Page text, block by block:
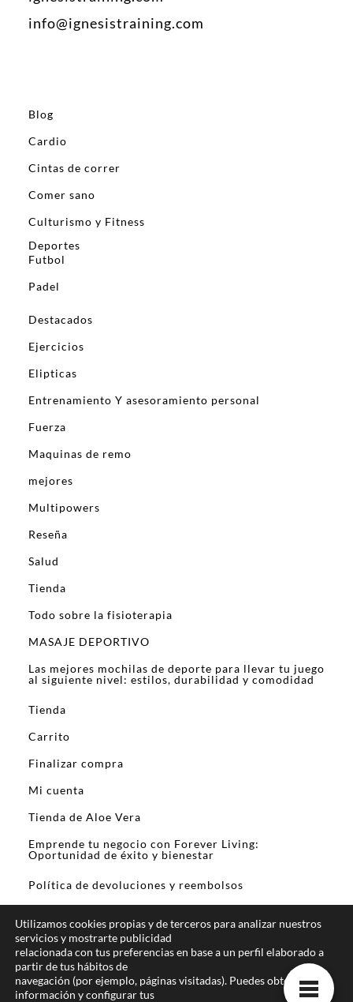
info@ignesistraining.com
Blog
Cardio
Cintas de correr
Comer sano
Culturismo y Fitness
Deportes
Futbol
Padel
Destacados
Ejercicios
Elipticas
Entrenamiento Y asesoramiento personal
Fuerza
Maquinas de remo
mejores
Multipowers
Reseña
Salud
Tienda
Todo sobre la fisioterapia
MASAJE DEPORTIVO
Las mejores mochilas de deporte para llevar tu juego
al siguiente nivel: estilos, durabilidad y comodidad
Tienda
Carrito
Finalizar compra
Mi cuenta
Tienda de Aloe Vera
Emprende tu negocio con Forever Living:
Oportunidad de éxito y bienestar
Política de devoluciones y reembolsos
En calidad de Afiliado de Amazon y otros
programas de afiliación, obtengo ingresos por las
Utilizamos cookies propias y de terceros para analizar nuestros
servicios y mostrarte publicidad
relacionada con tus preferencias en base a un perfil elaborado a
partir de tus hábitos de
navegación (por ejemplo, páginas visitadas). Puedes obtener más
información y configurar tus